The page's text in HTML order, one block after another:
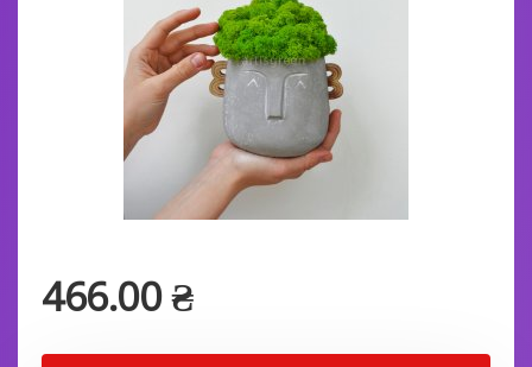
466.00₴